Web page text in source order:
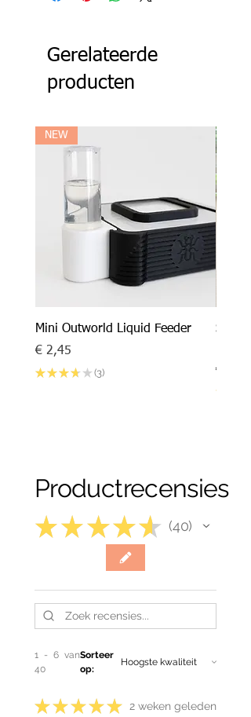
Gerelateerde
producten
NEW
Mini Outworld Liquid Feeder
Prijs
€ 2,45
★ ★ ★ ★ ★ 3
3
Prijs
€ 17,50
★
Productrecensies
★ ★ ★ ★ ★ 40
40
1 - 6 van
40
Sorteer
op:
★ ★ ★ ★ ★ 2 weken geleden